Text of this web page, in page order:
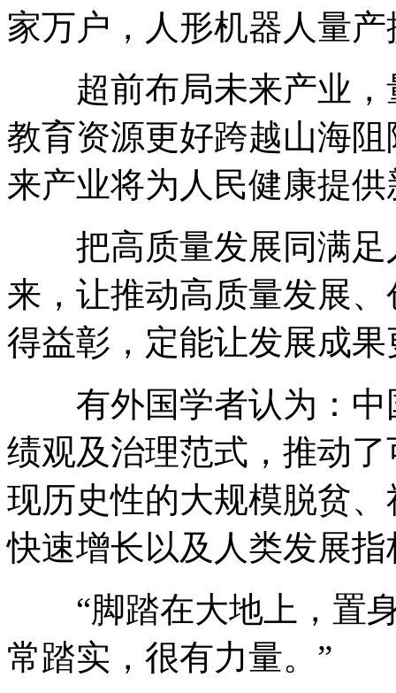
家万户，人形机器人量产
超前布局未来产业，
教育资源更好跨越山海
来产业将为人民健康提
把高质量发展同满足
来，让推动高质量发展
得益彰，定能让发展成
有外国学者认为：中
绩观及治理范式，推动
现历史性的大规模脱贫
快速增长以及人类发展
“脚踏在大地上，置身
常踏实，很有力量。”